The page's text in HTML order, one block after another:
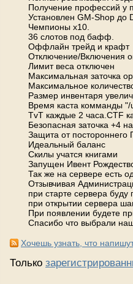
Получение профессий у
Установлен GM-Shop до
Чемпионы х10.
36 слотов под бафф.
Оффлайн трейд и крафт
Отключение/Включения
Лимит веса отключен
Максимальная заточка
Максимальное
Размер инвентаря
Время каста комманды "/
TvT каждые 2 часа.CTF
Безопасная заточка +4
Защита от постороннего
Идеальный баланс
Скилы учатся книгами
Запущен Ивент
Так же на сервере есть
Отзывчивая
при старте сервера
при открытии сервера
При появлении будете
Спасибо что выбрали
Хочешь узнать, что
Только